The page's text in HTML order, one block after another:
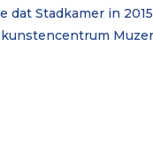
dat Stadkamer in